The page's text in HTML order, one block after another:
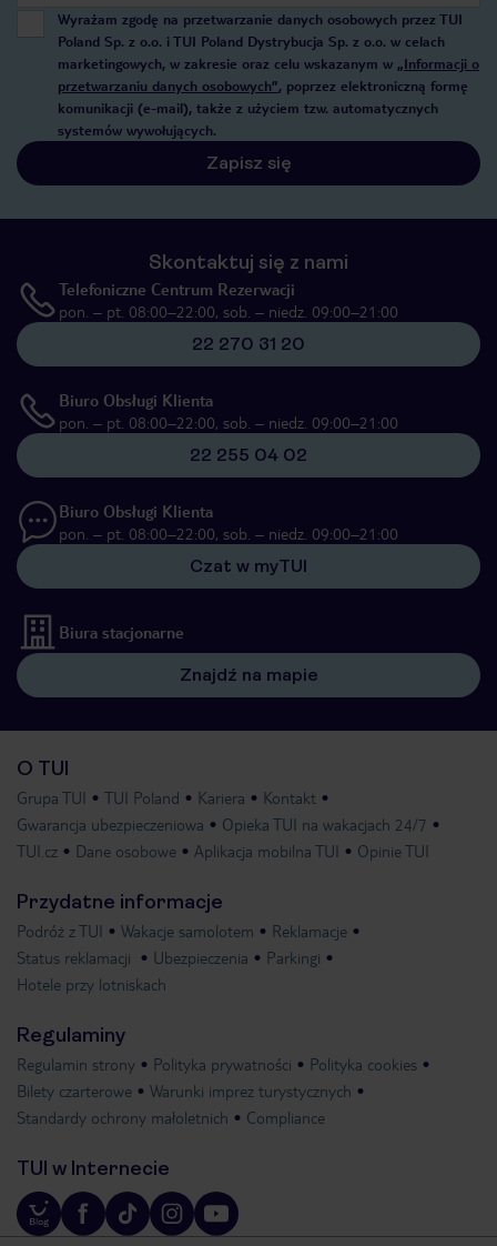
Wyrażam zgodę na przetwarzanie danych osobowych przez TUI
Poland Sp. z o.o. i TUI Poland Dystrybucja Sp. z o.o. w celach
marketingowych, w zakresie oraz celu wskazanym w „Informacji o
przetwarzaniu danych osobowych”, poprzez elektroniczną formę
komunikacji (e-mail), także z użyciem tzw. automatycznych
systemów wywołujących.
Zapisz się
Skontaktuj się z nami
Telefoniczne Centrum Rezerwacji
pon. – pt. 08:00–22:00, sob. – niedz. 09:00–21:00
22 270 31 20
Biuro Obsługi Klienta
pon. – pt. 08:00–22:00, sob. – niedz. 09:00–21:00
22 255 04 02
Biuro Obsługi Klienta
pon. – pt. 08:00–22:00, sob. – niedz. 09:00–21:00
Czat w myTUI
Biura stacjonarne
Znajdź na mapie
O TUI
Grupa TUI TUI Poland Kariera
Kontakt
Gwarancja ubezpieczeniowa
Opieka TUI na wakacjach 24/7
TUI.cz
Dane osobowe Aplikacja mobilna TUI Opinie TUI
Przydatne informacje
Podróż z TUI Wakacje samolotem
Reklamacje
Status reklamacji
Ubezpieczenia
Parkingi
Hotele przy lotniskach
Regulaminy
Regulamin strony Polityka prywatności
Polityka cookies
Bilety czarterowe
Warunki imprez turystycznych
Standardy ochrony małoletnich
Compliance
TUI w Internecie